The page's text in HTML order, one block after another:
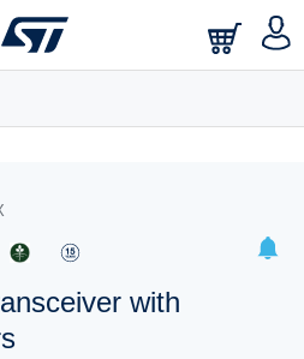
saved searches.
with